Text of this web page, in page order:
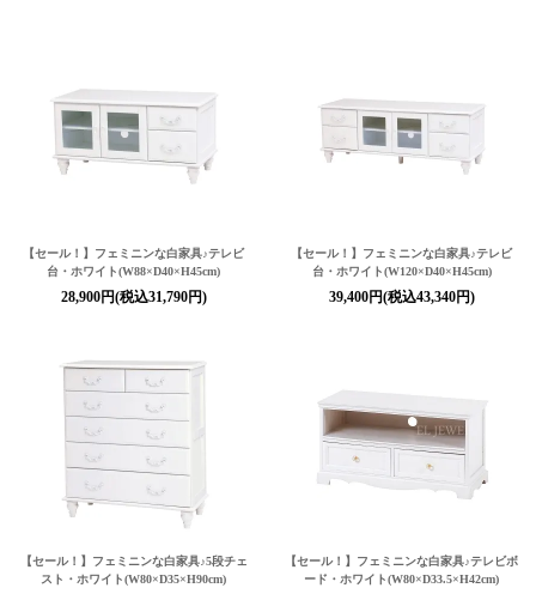
【セール！】フェミニンな白家具♪テレビ
台・ホワイト(W88×D40×H45cm)
28,900円(税込31,790円)
【セール！】フェミニンな白家具♪テレビ
台・ホワイト(W120×D40×H45cm)
39,400円(税込43,340円)
【セール！】フェミニンな白家具♪5段チェ
スト・ホワイト(W80×D35×H90cm)
【セール！】フェミニンな白家具♪テレビボ
ード・ホワイト(W80×D33.5×H42cm)